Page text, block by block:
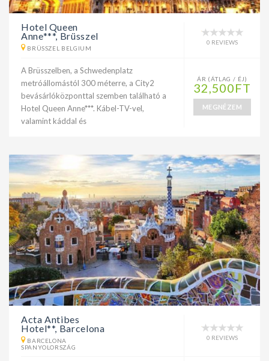
Hotel Queen
Anne***, Brüsszel
BRÜSSZEL BELGIUM
0 REVIEWS
A Brüsszelben, a Schwedenplatz
metróállomástól 300 méterre, a City2
bevásárlóközponttal szemben található a
Hotel Queen Anne***. Kábel-TV-vel,
valamint káddal és
ÁR (ÁTLAG / ÉJ)
32,500FT
MEGNÉZEM
Acta Antibes
Hotel**, Barcelona
BARCELONA
SPANYOLORSZÁG
0 REVIEWS